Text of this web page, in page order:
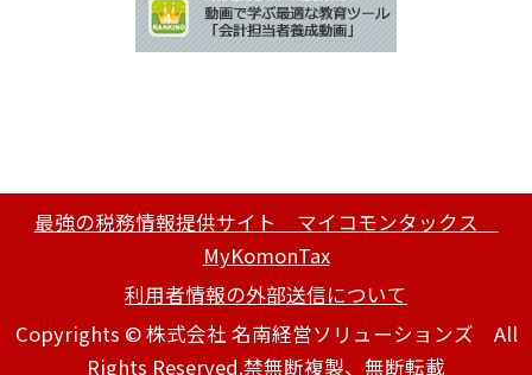
最強の税務情報提供サイト マイコモンタックス
MyKomonTax
利用者情報の外部送信について
Copyrights © 株式会社 名南経営ソリューションズ All
Rights Reserved.禁無断複製、無断転載